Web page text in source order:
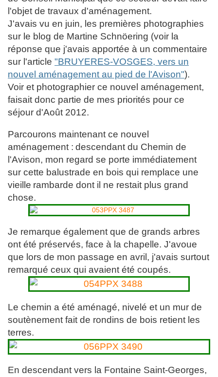
l'objet de travaux d'aménagement.
J'avais vu en juin, les premières photographies
sur le blog de Martine Schnöering (voir la
réponse que j'avais apportée à un commentaire
sur l'article "BRUYERES-VOSGES, vers un
nouvel aménagement au pied de l'Avison").
Voir et photographier ce nouvel aménagement,
faisait donc partie de mes priorités pour ce
séjour d'Août 2012.
Parcourons maintenant ce nouvel
aménagement : descendant du Chemin de
l'Avison, mon regard se porte immédiatement
sur cette balustrade en bois qui remplace une
vieille rambarde dont il ne restait plus grand
chose.
Je remarque également que de grands arbres
ont été préservés, face à la chapelle. J'avoue
que lors de mon passage en avril, j'avais surtout
remarqué ceux qui avaient été coupés.
Le chemin a été aménagé, nivelé et un mur de
soutènement fait de rondins de bois retient les
terres.
En descendant vers la Fontaine Saint-Georges,